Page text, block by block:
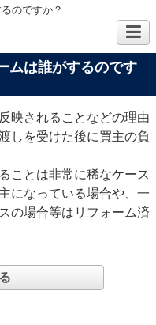
のですか？
ムは誰がするのです
映されることなどの理由
しを受けた後に買主の負
ことは非常に稀なケース
になっている場合や、一
の場合等はリフォーム済